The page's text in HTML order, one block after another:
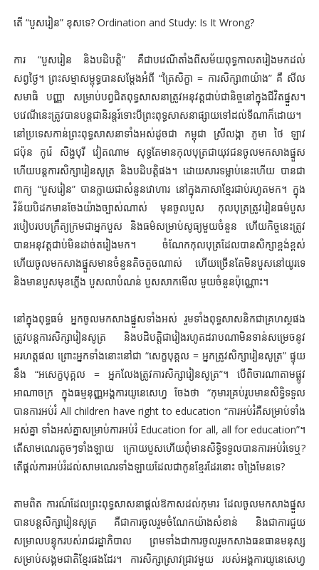
តើ “បួសរៀន” ខុសទេ? Ordination and Study: Is It Wrong?
ការ “បួសរៀន និងបដិបត្តិ” គឺជាបវេណីតាំងពីសម័យពុទ្ធកាលតរៀងមកដល់
សព្វថ្ងៃ។ ព្រះសម្មាសម្ពុទ្ធបានសម្តែងអំពី “ត្រៃសិក្ខា = ការសិក្សា៣យ៉ាង” គឺ សីល
សមាធិ បញ្ញា សម្រាប់បព្វជិតពុទ្ធសាសនាត្រូវអនុវត្តជាប់ជានិច្ចនៅក្នុងជីវិតផ្នួស។
បវេណីនេះត្រូវបានបន្តជានិរន្តរ៍ទោះបីព្រះពុទ្ធសាសនាផ្សាយទៅដល់ទីណាក៏ដោយ។
នៅប្រទេសកាន់ព្រះពុទ្ធសាសនាទាំងអស់ដូចជា កម្ពុជា ស្រីលង្កា ភូមា ថៃ ឡាវ
ជប៉ុន កូរ៉េ សិង្ហបុរី វៀតណាម សុទ្ធតែមានកុលបុត្រជាយុវជនចូលមកសាងផ្នួស
ហើយបន្តការសិក្សារៀនសូត្រ និងបដិបត្តិផង។ ដោយសារទម្លាប់នេះហើយ បានជា
ពាក្យ “បួសរៀន” បានក្លាយជាសំនួនវោហារ នៅក្នុងភាសាខ្មែរជាប់រហូតមក។ ក្នុង
វិន័យបិដកមានចែងយ៉ាងច្បាស់ណាស់ មុនចូលបួស កុលបុត្រត្រូវរៀនធម៌បួស
របៀបរបបក្រឹត្យក្រមជាអ្នកបួស និងធម៌សម្រាប់សូធ្យមួយចំនួន ហើយកិច្ចនេះត្រូវ
បានអនុវត្តជាប់មិនដាច់តរៀងមក។ ចំណែកកុលបុត្រដែលបានសិក្សាខ្ពង់ខ្ពស់
ហើយចូលមកសាងផ្នួសមានចំនួនតិចតួចណាស់ ហើយច្រើនតែមិនបួសនៅយូរទេ
និងមានបួសមុខភ្លើង បួសលាបំណន់ បួសសាកមើល មួយចំនួនប៉ុណ្ណោះ។
នៅក្នុងពុទ្ធធម៌ អ្នកចូលមកសាងផ្នួសទាំងអស់ រួមទាំងពុទ្ធសាសនិកជាគ្រហស្ថផង
ត្រូវបន្តការសិក្សារៀនសូត្រ និងបដិបត្តិជារៀងរហូតដរាបណាមិនទាន់សម្រេចនូវ
អរហត្តផល ព្រោះអ្នកទាំងនោះនៅជា “សេក្ខបុគ្គល = អ្នកត្រូវសិក្សារៀនសូត្រ” ផ្ទុយ
នឹង “អសេក្ខបុគ្គល = អ្នកលែងត្រូវការសិក្សារៀនសូត្រ”។ បើពិចារណាតាមផ្លូវ
អាណាចក្រ ក្នុងធម្មនុញ្ញអង្គការយូនេសេហ្វ ចែងថា “កុមារគ្រប់រូបមានសិទ្ធិទទួល
បានការអប់រំ All children have right to education “ការអប់រំគឺសម្រាប់ទាំង
អស់គ្នា ទាំងអស់គ្នាសម្រាប់ការអប់រំ Education for all, all for education”។
តើសាមណេរតូចៗទាំងឡាយ ក្រោយបួសហើយពុំមានសិទ្ធិទទួលបានការអប់រំទេឬ?
តើផ្តល់ការអប់រំដល់សាមណេរទាំងឡាយដែលជាកូនខ្មែរដែរនោះ ចង្រៃមែនទេ?
តាមពិត ការណ៍ដែលព្រះពុទ្ធសាសនាផ្តល់ឱកាសដល់កុមារ ដែលចូលមកសាងផ្នួស
បានបន្តសិក្សារៀនសូត្រ គឺជាការចូលរួមចំណែកយ៉ាងសំខាន់ និងជាការជួយ
សម្រាលបន្ទុករបស់រាជរដ្ឋាភិបាល ព្រមទាំងជាការចូលរួមកសាងធនធានមនុស្ស
សម្រាប់សង្គមជាតិខ្មែរផងដែរ។ ការសិក្សាស្រាវជ្រាវមួយ របស់អង្គការយូនេសេហ្វ